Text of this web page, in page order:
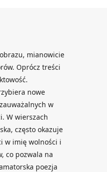
mianowicie
Oprócz treści
nowe
w
W wierszach
często okazuje
w imię wolności i
co pozwala na
poezja